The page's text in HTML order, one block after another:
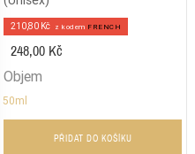
210,80 Kč z kodem FRENCH
248,00 Kč
Objem
50ml
PŘIDAT DO KOŠÍKU